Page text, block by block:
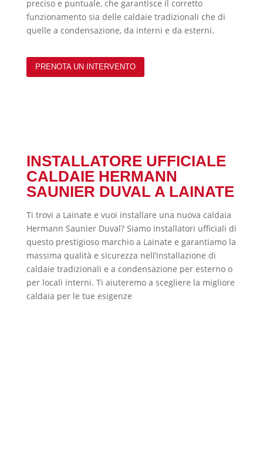
preciso e puntuale, che garantisce il corretto
funzionamento sia delle caldaie tradizionali che di
quelle a condensazione, da interni e da esterni.
PRENOTA UN INTERVENTO
INSTALLATORE UFFICIALE
CALDAIE HERMANN
SAUNIER DUVAL A LAINATE
Ti trovi a Lainate e vuoi installare una nuova caldaia
Hermann Saunier Duval? Siamo installatori ufficiali di
questo prestigioso marchio a Lainate e garantiamo la
massima qualità e sicurezza nell’installazione di
caldaie tradizionali e a condensazione per esterno o
per locali interni. Ti aiuteremo a scegliere la migliore
caldaia per le tue esigenze